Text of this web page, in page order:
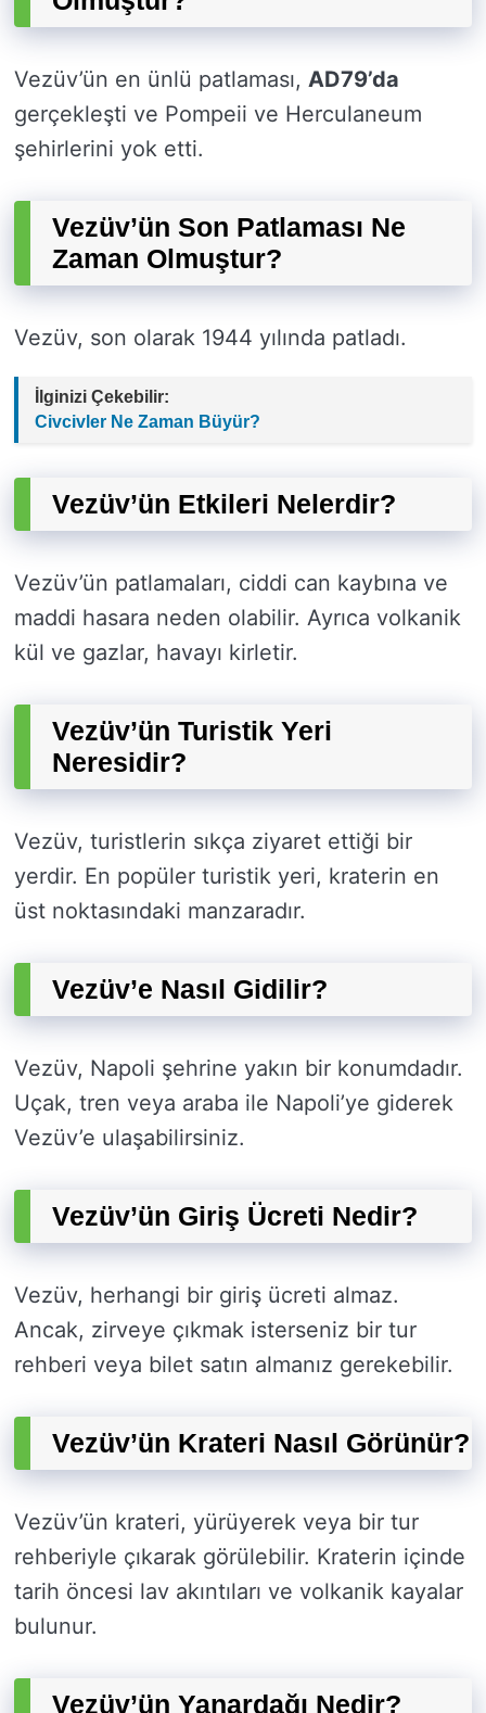
Vezüv’ün en ünlü patlaması, AD79’da
gerçekleşti ve Pompeii ve Herculaneum
şehirlerini yok etti.
Vezüv’ün Son Patlaması Ne
Zaman Olmuştur?
Vezüv, son olarak 1944 yılında patladı.
İlginizi Çekebilir:
Civcivler Ne Zaman Büyür?
Vezüv’ün Etkileri Nelerdir?
Vezüv’ün patlamaları, ciddi can kaybına ve
maddi hasara neden olabilir. Ayrıca volkanik
kül ve gazlar, havayı kirletir.
Vezüv’ün Turistik Yeri
Neresidir?
Vezüv, turistlerin sıkça ziyaret ettiği bir
yerdir. En popüler turistik yeri, kraterin en
üst noktasındaki manzaradır.
Vezüv’e Nasıl Gidilir?
Vezüv, Napoli şehrine yakın bir konumdadır.
Uçak, tren veya araba ile Napoli’ye giderek
Vezüv’e ulaşabilirsiniz.
Vezüv’ün Giriş Ücreti Nedir?
Vezüv, herhangi bir giriş ücreti almaz.
Ancak, zirveye çıkmak isterseniz bir tur
rehberi veya bilet satın almanız gerekebilir.
Vezüv’ün Krateri Nasıl Görünür?
Vezüv’ün krateri, yürüyerek veya bir tur
rehberiyle çıkarak görülebilir. Kraterin içinde
tarih öncesi lav akıntıları ve volkanik kayalar
bulunur.
Vezüv’ün Yanardağı Nedir?